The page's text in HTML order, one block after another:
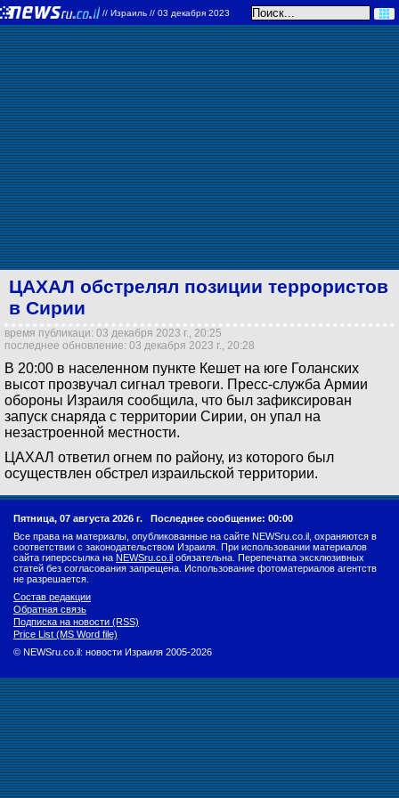
// Израиль // 03 декабря 2023
ЦАХАЛ обстрелял позиции террористов
в Сирии
время публикаци: 03 декабря 2023 г., 20:25
последнее обновление: 03 декабря 2023 г., 20:28
В 20:00 в населенном пункте Кешет на юге Голанских
высот прозвучал сигнал тревоги. Пресс-служба Армии
обороны Израиля сообщила, что был зафиксирован
запуск снаряда с территории Сирии, он упал на
незастроенной местности.
ЦАХАЛ ответил огнем по району, из которого был
осуществлен обстрел израильской территории.
Пятница, 07 августа 2026 г. Последнее сообщение: 00:00
Все права на материалы, опубликованные на сайте NEWSru.co.il, охраняются в
соответствии с законодательством Израиля. При использовании материалов
сайта гиперссылка на NEWSru.co.il обязательна. Перепечатка эксклюзивных
статей без согласования запрещена. Использование фотоматериалов агентств
не разрешается.
Состав редакции
Обратная связь
Подписка на новости (RSS)
Price List (MS Word file)
© NEWSru.co.il: новости Израиля 2005-2026